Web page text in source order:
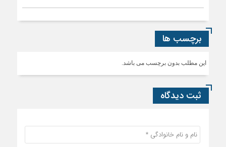
برچسب ها
این مطلب بدون برچسب می باشد.
ثبت دیدگاه